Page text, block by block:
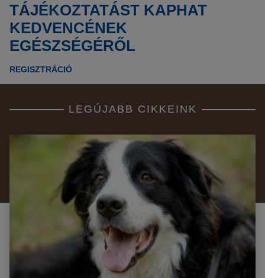
TÁJÉKOZTATÁST KAPHAT
KEDVENCÉNEK
EGÉSZSÉGÉRŐL
REGISZTRÁCIÓ
LEGÚJABB CIKKEINK